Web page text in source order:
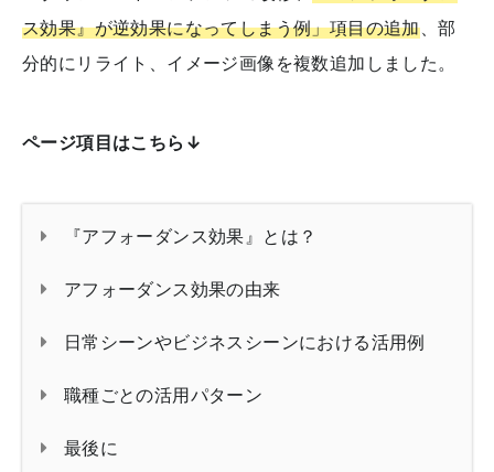
ス効果』が逆効果になってしまう例」項目の追加、部
分的にリライト、イメージ画像を複数追加しました。
ページ項目はこちら↓
『アフォーダンス効果』とは？
アフォーダンス効果の由来
日常シーンやビジネスシーンにおける活用例
職種ごとの活用パターン
最後に